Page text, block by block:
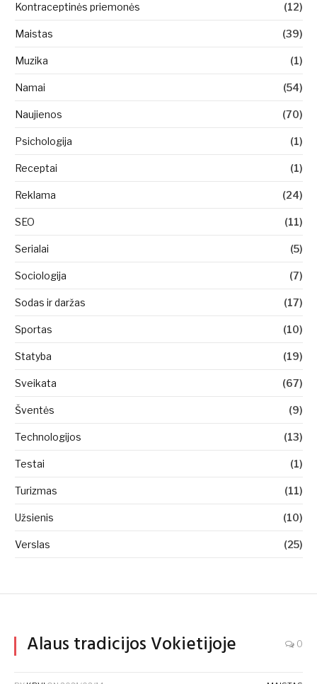
Kontraceptinės priemonės (12)
Maistas (39)
Muzika (1)
Namai (54)
Naujienos (70)
Psichologija (1)
Receptai (1)
Reklama (24)
SEO (11)
Serialai (5)
Sociologija (7)
Sodas ir daržas (17)
Sportas (10)
Statyba (19)
Sveikata (67)
Šventės (9)
Technologijos (13)
Testai (1)
Turizmas (11)
Užsienis (10)
Verslas (25)
Alaus tradicijos Vokietijoje 0